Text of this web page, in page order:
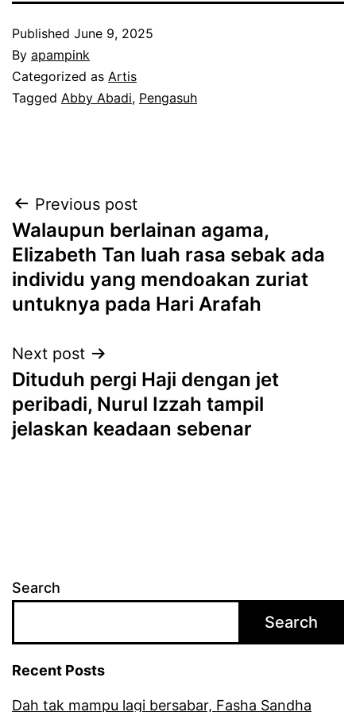
Published June 9, 2025
By apampink
Categorized as Artis
Tagged Abby Abadi, Pengasuh
Post
navigation
Previous post
Walaupun berlainan agama,
Elizabeth Tan luah rasa sebak ada
individu yang mendoakan zuriat
untuknya pada Hari Arafah
Next post
Dituduh pergi Haji dengan jet
peribadi, Nurul Izzah tampil
jelaskan keadaan sebenar
Search
Search
Recent Posts
Dah tak mampu lagi bersabar, Fasha Sandha